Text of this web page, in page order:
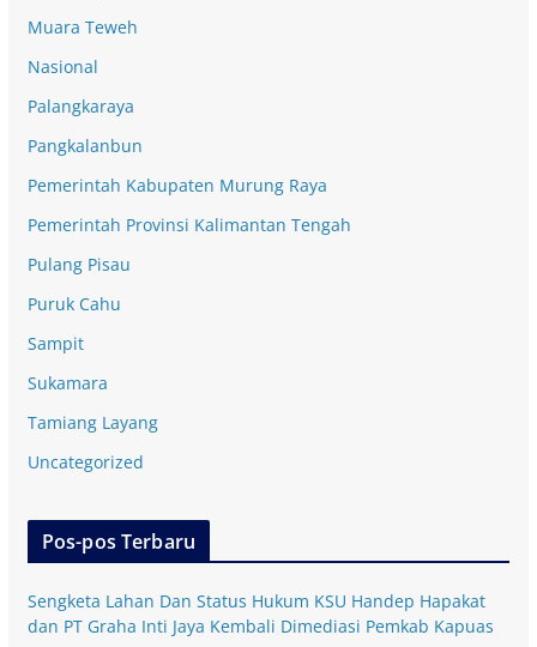
Muara Teweh
Nasional
Palangkaraya
Pangkalanbun
Pemerintah Kabupaten Murung Raya
Pemerintah Provinsi Kalimantan Tengah
Pulang Pisau
Puruk Cahu
Sampit
Sukamara
Tamiang Layang
Uncategorized
Pos-pos Terbaru
Sengketa Lahan Dan Status Hukum KSU Handep Hapakat
dan PT Graha Inti Jaya Kembali Dimediasi Pemkab Kapuas